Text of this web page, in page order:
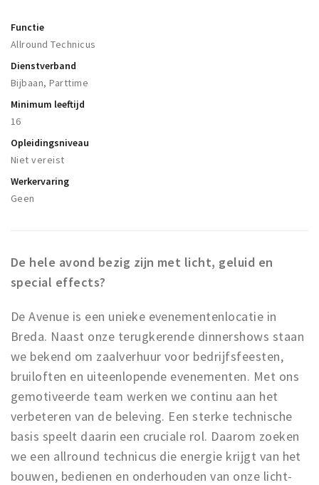
Bezienswaardigheden
Uitjes & activiteiten
Toeristische routes
Natuurgebieden
Baroniepoorten
Privacy
Functie
Allround Technicus
Dienstverband
Bijbaan, Parttime
Minimum leeftijd
16
Opleidingsniveau
Niet vereist
Werkervaring
Geen
De hele avond bezig zijn met licht, geluid en
special effects?
De Avenue is een unieke evenementenlocatie in
Breda. Naast onze terugkerende dinnershows staan
we bekend om zaalverhuur voor bedrijfsfeesten,
bruiloften en uiteenlopende evenementen. Met ons
gemotiveerde team werken we continu aan het
verbeteren van de beleving. Een sterke technische
basis speelt daarin een cruciale rol. Daarom zoeken
we een allround technicus die energie krijgt van het
bouwen, bedienen en onderhouden van onze licht-